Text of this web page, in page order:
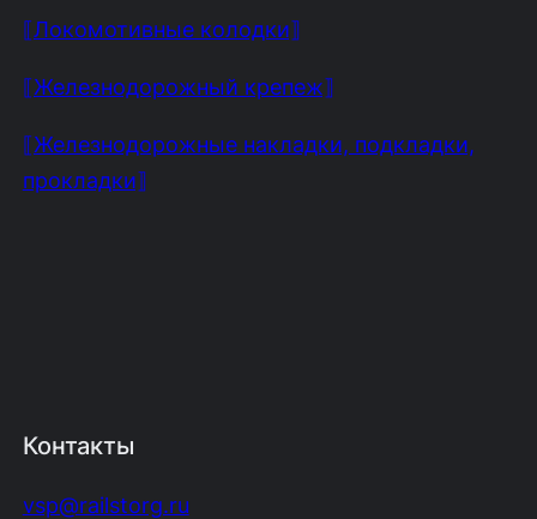
⟦Локомотивные колодки⟧
⟦Железнодорожный крепеж⟧
⟦Железнодорожные накладки, подкладки,
прокладки⟧
Контакты
vsp@railstorg.ru